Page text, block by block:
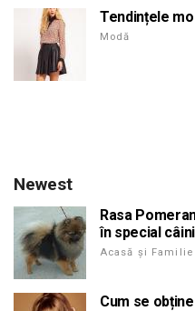
Tendințele
Modă
Newest
Rasa
în special câini
Acasă și Familie
Cum se